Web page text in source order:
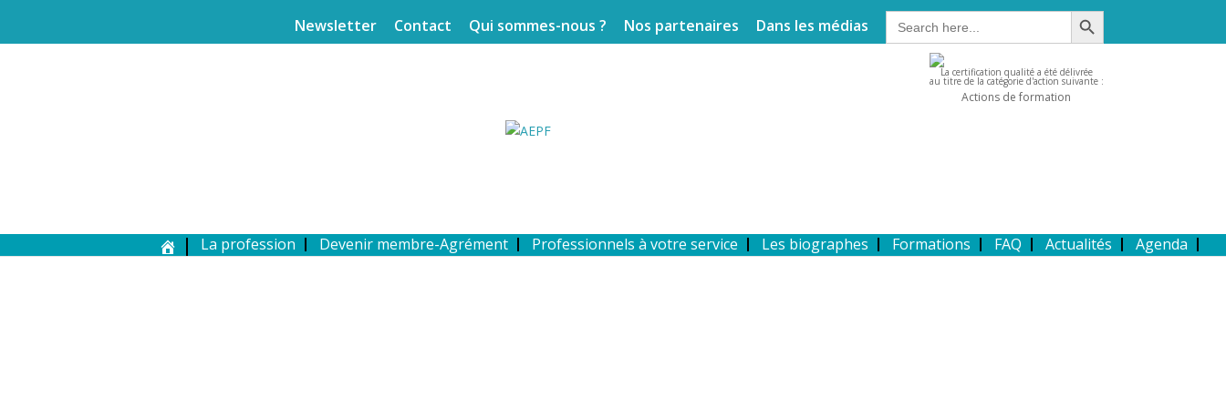
Newsletter Contact Qui sommes-nous ? Nos partenaires Dans les médias Search
for:
Search Button
La certification qualité a été délivrée
au titre de la catégorie d'action suivante :
Actions de formation
La profession Devenir membre-Agrément Professionnels à votre service Les biographes Formations FAQ Actualités Agenda